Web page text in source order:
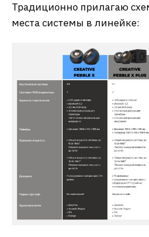
Традиционно прилагаю
места системы в линейке: